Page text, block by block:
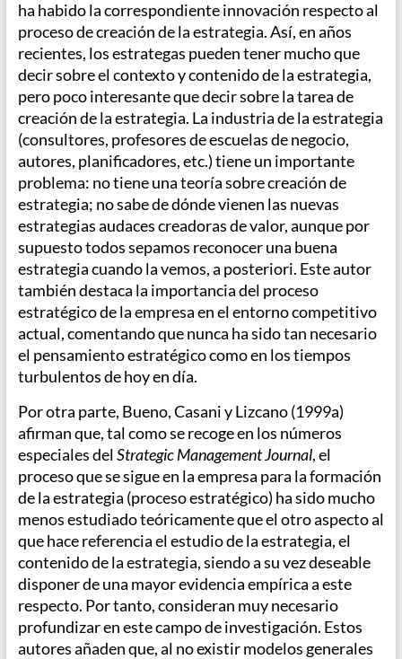
ha habido la correspondiente innovación respecto al
proceso de creación de la estrategia. Así, en años
recientes, los estrategas pueden tener mucho que
decir sobre el contexto y contenido de la estrategia,
pero poco interesante que decir sobre la tarea de
creación de la estrategia. La industria de la estrategia
(consultores, profesores de escuelas de negocio,
autores, planificadores, etc.) tiene un importante
problema: no tiene una teoría sobre creación de
estrategia; no sabe de dónde vienen las nuevas
estrategias audaces creadoras de valor, aunque por
supuesto todos sepamos reconocer una buena
estrategia cuando la vemos, a posteriori. Este autor
también destaca la importancia del proceso
estratégico de la empresa en el entorno competitivo
actual, comentando que nunca ha sido tan necesario
el pensamiento estratégico como en los tiempos
turbulentos de hoy en día.
Por otra parte, Bueno, Casani y Lizcano (1999a)
afirman que, tal como se recoge en los números
especiales delStrategic Management Journal, el
proceso que se sigue en la empresa para la formación
de la estrategia (proceso estratégico) ha sido mucho
menos estudiado teóricamente que el otro aspecto al
que hace referencia el estudio de la estrategia, el
contenido de la estrategia, siendo a su vez deseable
disponer de una mayor evidencia empírica a este
respecto. Por tanto, consideran muy necesario
profundizar en este campo de investigación. Estos
autores añaden que, al no existir modelos generales